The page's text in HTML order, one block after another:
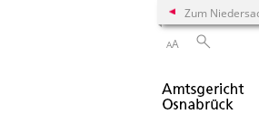
Zum
AA